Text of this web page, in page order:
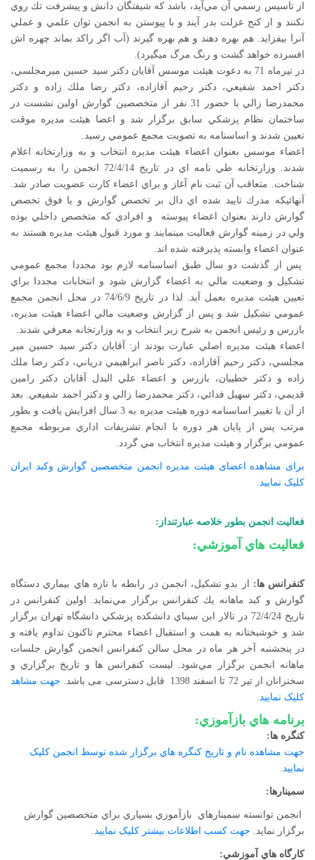
از تاسيس رسمي آن مي‌آيد، باشد كه شيفتگان دانش و پيشرفت تك روي
نكنند و از كنج عزلت بدر آيند و با پيوستن به انجمن توان علمي و عملي
آنرا بيفزايد. هم بهره دهند و هم بهره گيرند (آب اگر راكد بماند چهره اش
افسرده خواهد گشت و رنگ مرگ ميگيرد).
در تيرماه 71 به دعوت هيئت موسس آقايان دكتر سيد حسين ميرمجلسي،
دكتر احمد شفيعي، دكتر رحيم آقازاده، دكتر رضا ملك زاده و دكتر
محمدرضا زالي با حضور 31 نفر از متخصصين گوارش اولين نشست در
ساختمان نظام پزشكي سابق برگزار شد و اعضا هيئت مديره موقت
تعيين شدند و اساسنامه به تصويت مجمع عمومي رسيد.
اعضاء موسس بعنوان اعضاء هيئت مديره انتخاب و به وزارتخانه اعلام
شدند. وزارتخانه طي نامه اي در تاريخ 72/4/14 انجمن را به رسميت
شناخت. متعاقب آن ثبت نام آغاز و براي اعضاء كارت عضويت صادر شد.
آنهائيكه مدرك تاييد شده اي دال بر تخصص گوارش و يا فوق تخصص
گوارش دارند بعنوان اعضاء پيوسته و افرادي كه متخصص داخلي بوده
ولي در زمينه گوارش فعاليت مينمايند و مورد قبول هيئت مديره هستند به
عنوان اعضاء وابسته پذيرفته شده اند.
پس از گذشت دو سال طبق اساسنامه لازم بود مجددا مجمع عمومي
تشكيل و وضعيت مالي به اعضاء گزارش شود و انتخابات مجددا براي
تعيين هيئت مديره بعمل آيد. لذا در تاريخ 74/6/9 در محل انجمن مجمع
عمومي تشكيل شد و پس از گزارش وضعيت مالي اعضاء هيئت مديره،
بازرس و رئيس انجمن به شرح زير انتخاب و به وزارتخانه معرفي شدند.
اعضاء هيئت مديره اصلي عبارت بودند از: آقايان دكتر سيد حسين مير
مجلسي، دكتر رحيم آقازاده، دكتر ناصر ابراهيمي درياني، دكتر رضا ملك
زاده و دكتر خطييان، بازرس و اعضاء علي البدل آقايان دكتر رامين
قديمي، دكتر سهيل فدائي، دكتر محمدرضا زالي و دكتر احمد شفيعي. بعد
از آن با تغيير اساسنامه دوره هيئت مديره به 3 سال افزايش يافت و بطور
مرتب پس از پايان هر دوره با انجام تشريفات اداري مربوطه مجمع
عمومي برگزار و هيئت مديره انتخاب مي گردد.
برای مشاهده اعضای هیئت مدیره انجمن متخصصین گوارش وکبد ایران
کلیک نمایید.
فعاليت انجمن بطور خلاصه عبارتنداز:
فعاليت هاي آموزشي:
كنفرانس ها:
از بدو تشكيل، انجمن در رابطه با تازه هاي بيماري دستگاه
گوارش و كبد ماهانه يك كنفرانس برگزار مي‌نمايد. اولين كنفرانس در
تاريخ 72/4/24 در تالار ابن سيناي دانشكده پزشكي دانشگاه تهران برگزار
شد و خوشبختانه به همت و استقبال اعضاء محترم تاكنون تداوم يافته و
در پنجشنبه آخر هر ماه در محل سالن کنفرانس انجمن گوارش جلسات
ماهانه انجمن برگزار مي‌شود. ليست كنفرانس ها و تاريخ برگزاري و
سخنرانان از تير 72 تا اسفند 1398 قابل دسترسی می باشد.
جهت مشاهد
کلیک نمایید.
برنامه هاي بازآموزي:
کنگره ها:
جهت مشاهده نام و تاريخ کنگره هاي برگزار شده توسط انجمن کلیک
نمایید.
سمينارها:
انجمن توانسته سمينارهاي بازآموزي بسياري براي متخصصين گوارش
برگزار نمايد. جهت کسب اطلاعات بیشتر کلیک نمایید.
کارگاه هاي آموزشي: